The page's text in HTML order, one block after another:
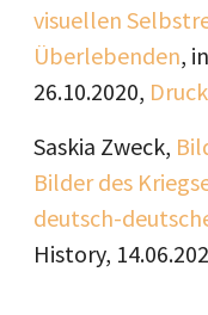
visuellen
Überlebenden,
26.10.2020,
Saskia Zweck,
Bilder des
deutsch-
History,